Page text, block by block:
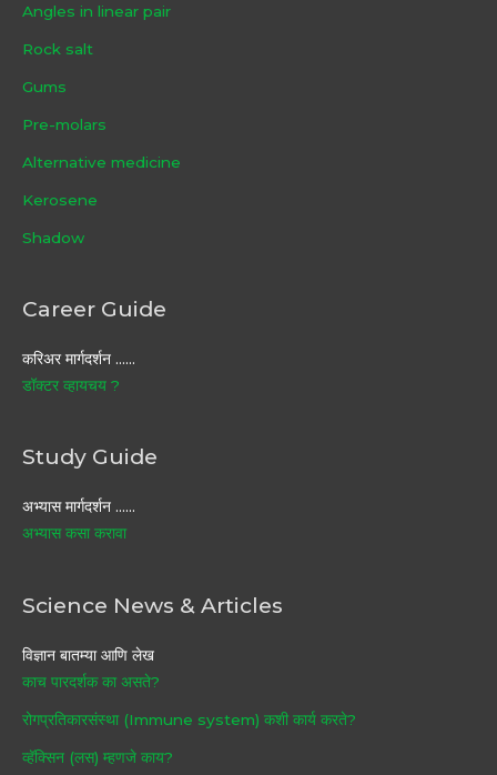
Angles in linear pair
Rock salt
Gums
Pre-molars
Alternative medicine
Kerosene
Shadow
Career Guide
करिअर मार्गदर्शन ……
डॉक्टर व्हायचय ?
Study Guide
अभ्यास मार्गदर्शन ……
अभ्यास कसा करावा
Science News & Articles
विज्ञान बातम्या आणि लेख
काच पारदर्शक का असते?
रोगप्रतिकारसंस्था (Immune system) कशी कार्य करते?
व्हॅक्सिन (लस) म्हणजे काय?